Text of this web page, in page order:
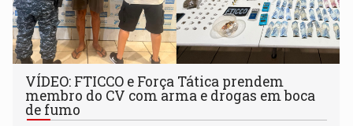
VÍDEO: FTICCO e Força Tática prendem
membro do CV com arma e drogas em boca
de fumo